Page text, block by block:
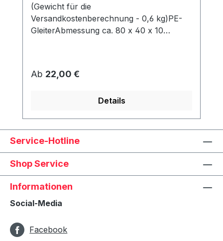
(Gewicht für die
Versandkostenberechnung - 0,6 kg)PE-
GleiterAbmessung ca. 80 x 40 x 10
Regulärer Preis:
Ab 22,00 €
Details
Service-Hotline
Shop Service
Informationen
Social-Media
Facebook